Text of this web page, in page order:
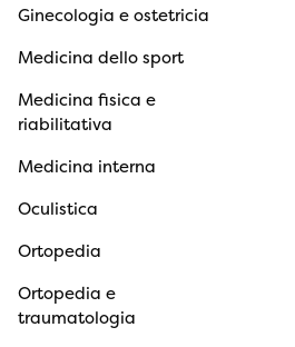
Ginecologia e ostetricia
Medicina dello sport
Medicina fisica e
riabilitativa
Medicina interna
Oculistica
Ortopedia
Ortopedia e
traumatologia